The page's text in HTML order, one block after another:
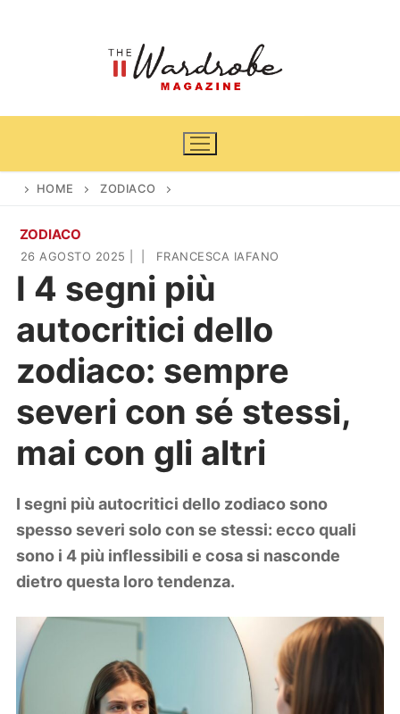
Home
News
Cinema e TV
Casa & Giardino
Arredamento
Piante e fiori
DIY
Lifestyle
Viaggi
Zodiaco
HOME ZODIACO
ZODIACO
26 AGOSTO 2025 FRANCESCA IAFANO
I 4 segni più
autocritici dello
zodiaco: sempre
severi con sé stessi,
mai con gli altri
I segni più autocritici dello zodiaco sono
spesso severi solo con se stessi: ecco quali
sono i 4 più inflessibili e cosa si nasconde
dietro questa loro tendenza.